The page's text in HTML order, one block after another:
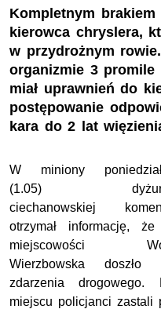
Kompletnym brakiem
kierowca chryslera,
w przydrożnym
organizmie 3
miał uprawnień do
postępowanie
kara do 2 lat
W miniony
(1.05)
ciechanowskiej
otrzymał informację,
miejscowości
Wierzbowska doszło
zdarzenia drogowego.
miejscu policjanci